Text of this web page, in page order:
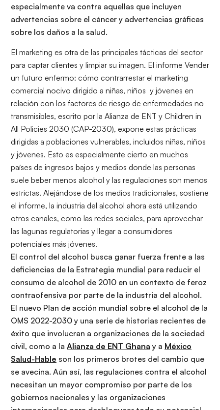
especialmente va contra aquellas que incluyen
advertencias sobre el cáncer y advertencias gráficas
sobre los daños a la salud.
El marketing es otra de las principales tácticas del sector
para captar clientes y limpiar su imagen. El informe Vender
un futuro enfermo: cómo contrarrestar el marketing
comercial nocivo dirigido a niñas, niños y jóvenes en
relación con los factores de riesgo de enfermedades no
transmisibles, escrito por la Alianza de ENT y Children in
All Policies 2030 (CAP-2030), expone estas prácticas
dirigidas a poblaciones vulnerables, incluidos niñas, niños
y jóvenes. Esto es especialmente cierto en muchos
países de ingresos bajos y medios donde las personas
suele beber menos alcohol y las regulaciones son menos
estrictas. Alejándose de los medios tradicionales, sostiene
el informe, la industria del alcohol ahora está utilizando
otros canales, como las redes sociales, para aprovechar
las lagunas regulatorias y llegar a consumidores
potenciales más jóvenes.
El control del alcohol busca ganar fuerza frente a las
deficiencias de la Estrategia mundial para reducir el
consumo de alcohol de 2010 en un contexto de feroz
contraofensiva por parte de la industria del alcohol.
El nuevo Plan de acción mundial sobre el alcohol de la
OMS 2022-2030 y una serie de historias recientes de
éxito que involucran a organizaciones de la sociedad
civil, como a la Alianza de ENT Ghana y a México
Salud-Hable son los primeros brotes del cambio que
se avecina. Aún así, las regulaciones contra el alcohol
necesitan un mayor compromiso por parte de los
gobiernos nacionales y las organizaciones